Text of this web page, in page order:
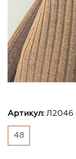
Артикул: Л2046
48